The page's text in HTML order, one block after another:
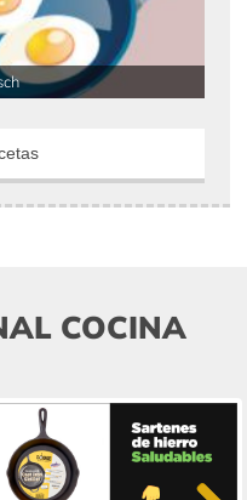
COCINA